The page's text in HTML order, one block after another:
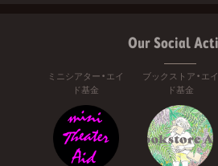
Our Social
ミニシアター・エイ
ド基金
ブックストア・エイ
ド基金